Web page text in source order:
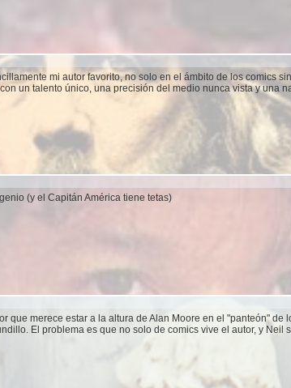
mi autor favorito, no solo en el ámbito de los comics
un talento único, una precisión del medio nunca vista y una
(y el Capitán América tiene tetas)
que merece estar a la altura de Alan Moore en el "panteón"
El problema es que no solo de comics vive el autor, y Neil